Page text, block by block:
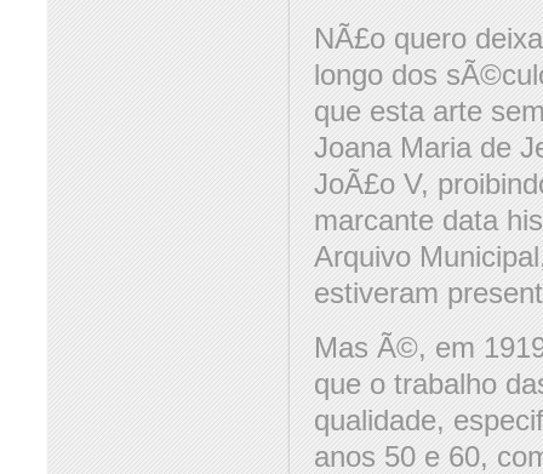
NÃ£o quero
longo dos
que esta arte
Joana Maria de
JoÃ£o V,
marcante data
Arquivo
estiveram
Mas Ã©, em
que o trabalho
qualidade,
anos 50 e 60,